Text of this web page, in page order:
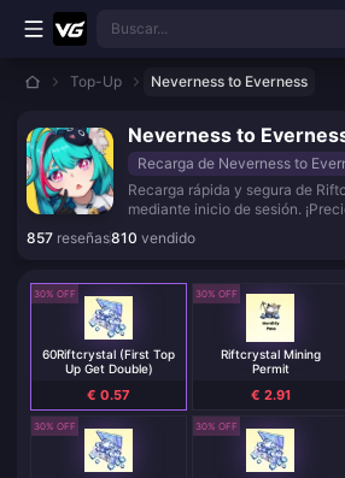
Saltar al contenido principal
Buscar...
Top-Up Neverness to Everness
Neverness to
Recarga de Neverness to
Recarga rápida y segura de
mediante inicio de sesión.
seguro y entrega rápida!
857 reseñas810 vendido
30% OFF
60Riftcrystal (First Top
Up Get Double)
€ 0.57
30% OFF
Riftcrystal Mining
Permit
€ 2.91
30% OFF 30% OFF